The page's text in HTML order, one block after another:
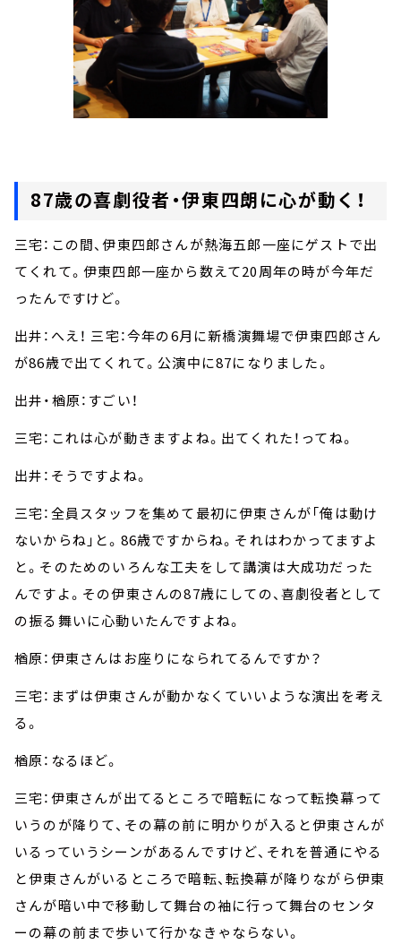
87歳の喜劇役者・伊東四朗に心が動く！
三宅：この間、伊東四郎さんが熱海五郎一座にゲストで出
てくれて。伊東四郎一座から数えて20周年の時が今年だ
ったんですけど。
出井：へえ！ 三宅：今年の6月に新橋演舞場で伊東四郎さん
が86歳で出てくれて。公演中に87になりました。
出井・楢原：すごい！
三宅：これは心が動きますよね。出てくれた！ってね。
出井：そうですよね。
三宅：全員スタッフを集めて最初に伊東さんが「俺は動け
ないからね」と。86歳ですからね。それはわかってますよ
と。そのためのいろんな工夫をして講演は大成功だった
んですよ。その伊東さんの87歳にしての、喜劇役者として
の振る舞いに心動いたんですよね。
楢原：伊東さんはお座りになられてるんですか？
三宅：まずは伊東さんが動かなくていいような演出を考え
る。
楢原：なるほど。
三宅：伊東さんが出てるところで暗転になって転換幕って
いうのが降りて、その幕の前に明かりが入ると伊東さんが
いるっていうシーンがあるんですけど、それを普通にやる
と伊東さんがいるところで暗転、転換幕が降りながら伊東
さんが暗い中で移動して舞台の袖に行って舞台のセンタ
ーの幕の前まで歩いて行かなきゃならない。